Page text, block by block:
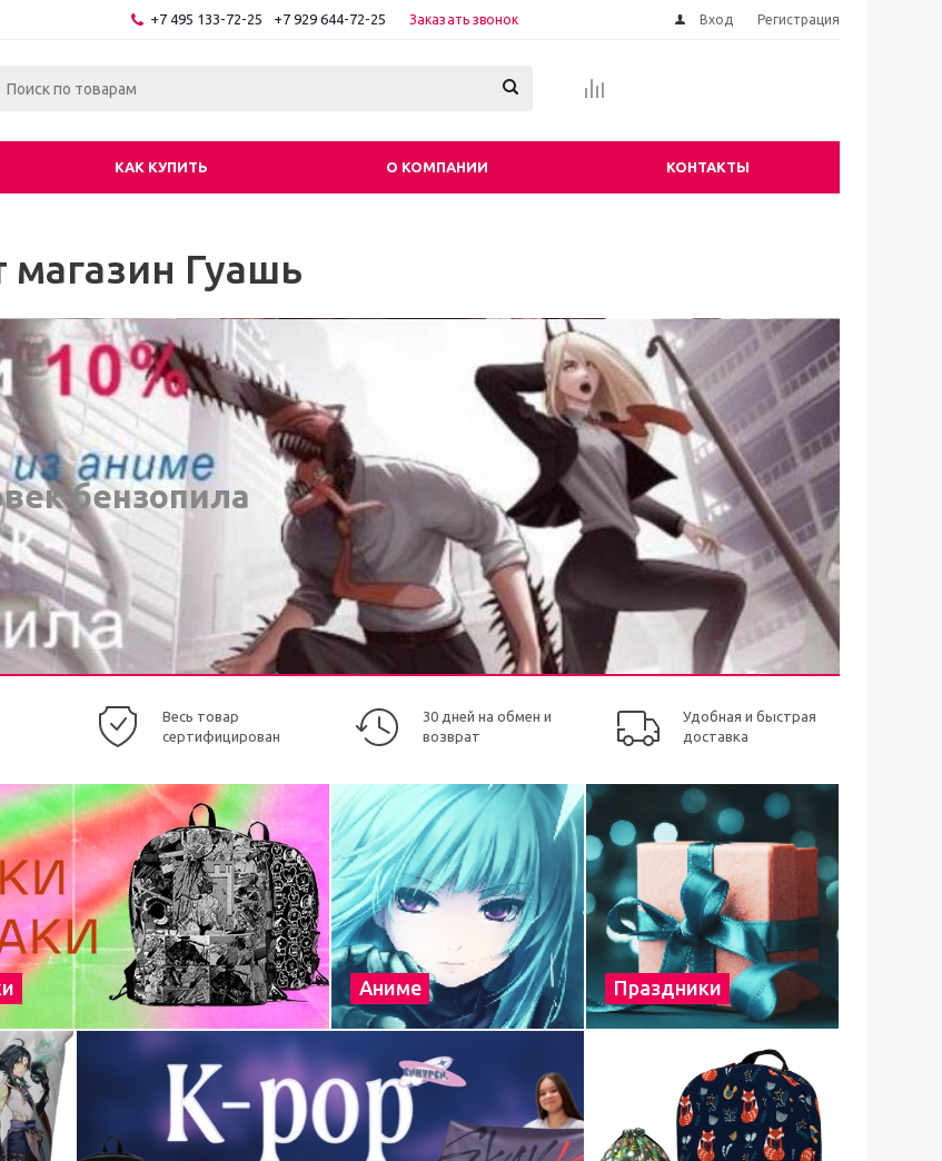
+7 495 133-72-25 +7 929 644-72-25 Заказать звонок Вход Регистрация
КАК КУПИТЬ О КОМПАНИИ КОНТАКТЫ
магазин Гуашь
бензопила
Весь товар
сертифицирован
30 дней на обмен и
возврат
Удобная и быстрая
доставка
Аниме Праздники